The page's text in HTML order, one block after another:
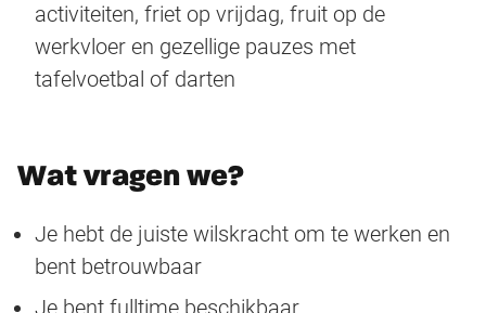
activiteiten, friet op vrijdag, fruit op de
werkvloer en gezellige pauzes met
tafelvoetbal of darten
Wat vragen we?
Je hebt de juiste wilskracht om te werken en
bent betrouwbaar
Je bent fulltime beschikbaar